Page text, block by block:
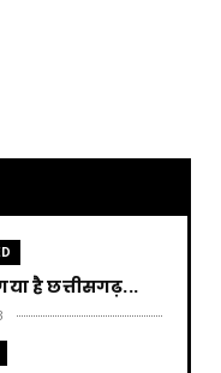
है छत्तीसगढ़...